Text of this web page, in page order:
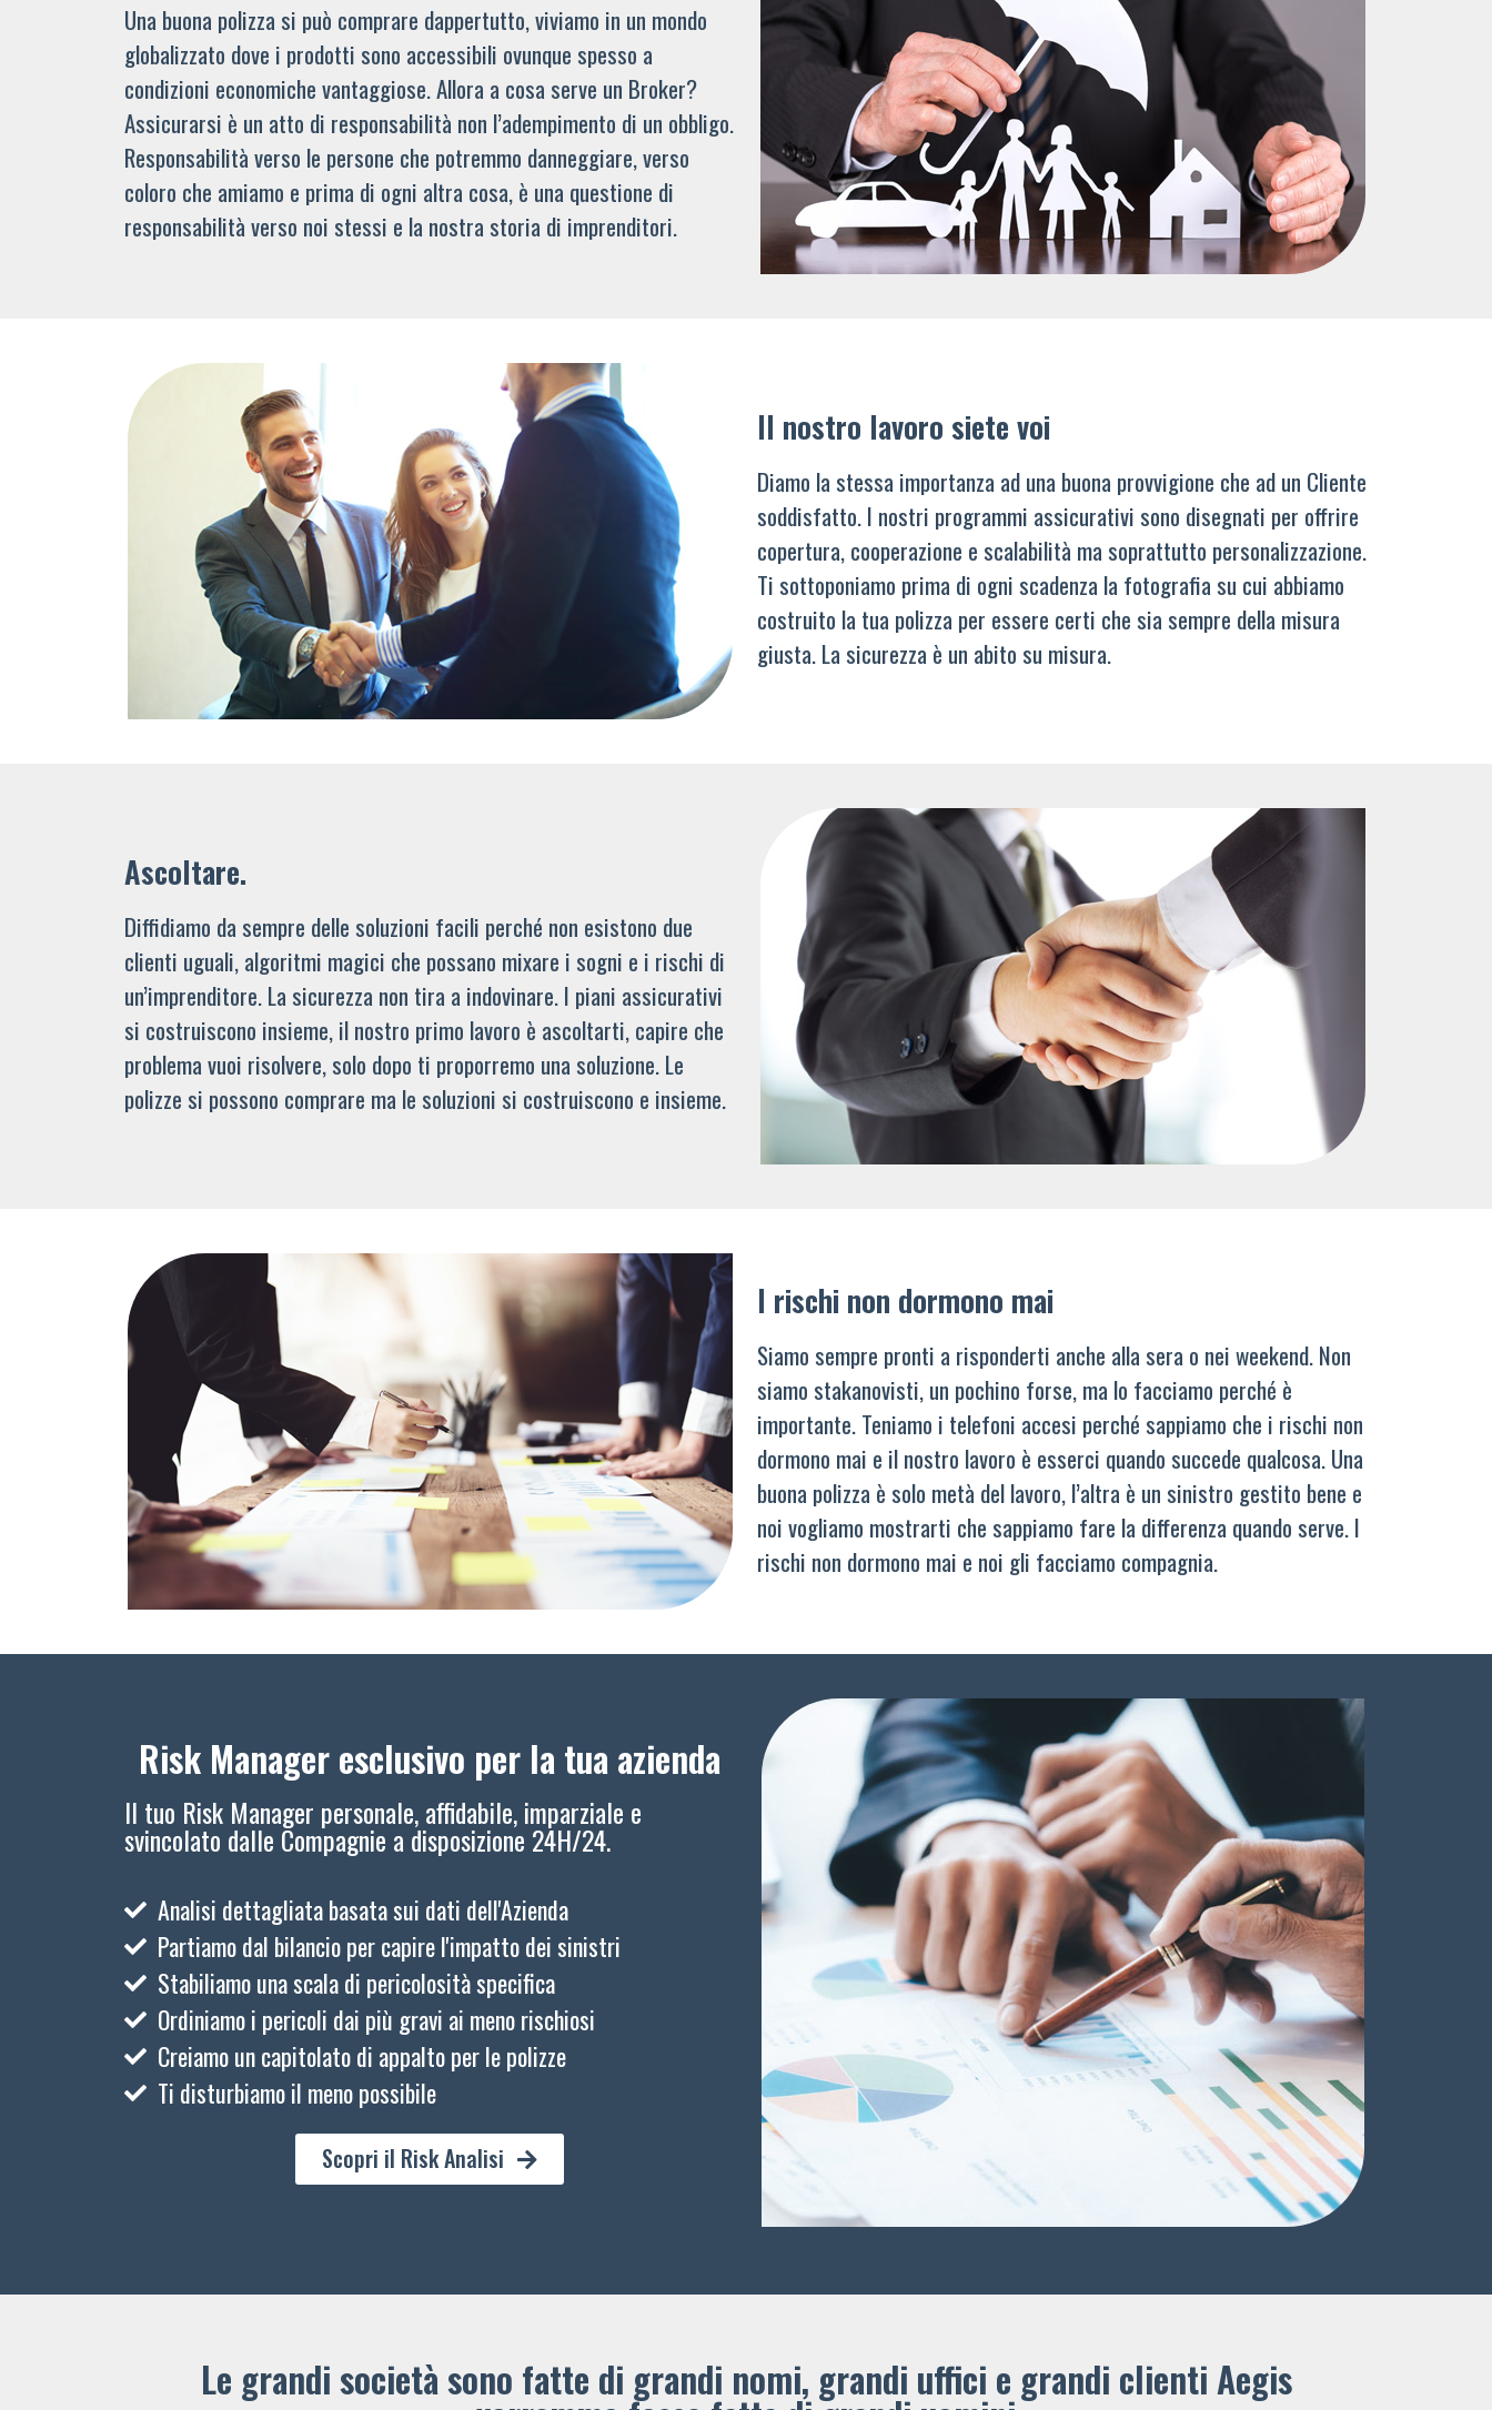
Una buona polizza si può comprare dappertutto, viviamo in un mondo
globalizzato dove i prodotti sono accessibili ovunque spesso a
condizioni economiche vantaggiose. Allora a cosa serve un Broker?
Assicurarsi è un atto di responsabilità non l’adempimento di un obbligo.
Responsabilità verso le persone che potremmo danneggiare, verso
coloro che amiamo e prima di ogni altra cosa, è una questione di
responsabilità verso noi stessi e la nostra storia di imprenditori.
Il nostro lavoro siete voi
Diamo la stessa importanza ad una buona provvigione che ad un Cliente
soddisfatto. I nostri programmi assicurativi sono disegnati per offrire
copertura, cooperazione e scalabilità ma soprattutto personalizzazione.
Ti sottoponiamo prima di ogni scadenza la fotografia su cui abbiamo
costruito la tua polizza per essere certi che sia sempre della misura
giusta. La sicurezza è un abito su misura.
Ascoltare.
Diffidiamo da sempre delle soluzioni facili perché non esistono due
clienti uguali, algoritmi magici che possano mixare i sogni e i rischi di
un’imprenditore. La sicurezza non tira a indovinare. I piani assicurativi
si costruiscono insieme, il nostro primo lavoro è ascoltarti, capire che
problema vuoi risolvere, solo dopo ti proporremo una soluzione. Le
polizze si possono comprare ma le soluzioni si costruiscono e insieme.
I rischi non dormono mai
Siamo sempre pronti a risponderti anche alla sera o nei weekend. Non
siamo stakanovisti, un pochino forse, ma lo facciamo perché è
importante. Teniamo i telefoni accesi perché sappiamo che i rischi non
dormono mai e il nostro lavoro è esserci quando succede qualcosa. Una
buona polizza è solo metà del lavoro, l’altra è un sinistro gestito bene e
noi vogliamo mostrarti che sappiamo fare la differenza quando serve. I
rischi non dormono mai e noi gli facciamo compagnia.
Risk Manager esclusivo per la tua azienda
Il tuo Risk Manager personale, affidabile, imparziale e
svincolato dalle Compagnie a disposizione 24H/24.
Analisi dettagliata basata sui dati dell'Azienda
Partiamo dal bilancio per capire l'impatto dei sinistri
Stabiliamo una scala di pericolosità specifica
Ordiniamo i pericoli dai più gravi ai meno rischiosi
Creiamo un capitolato di appalto per le polizze
Ti disturbiamo il meno possibile
Scopri il Risk Analisi
Le grandi società sono fatte di grandi nomi, grandi uffici e grandi clienti ​Aegis